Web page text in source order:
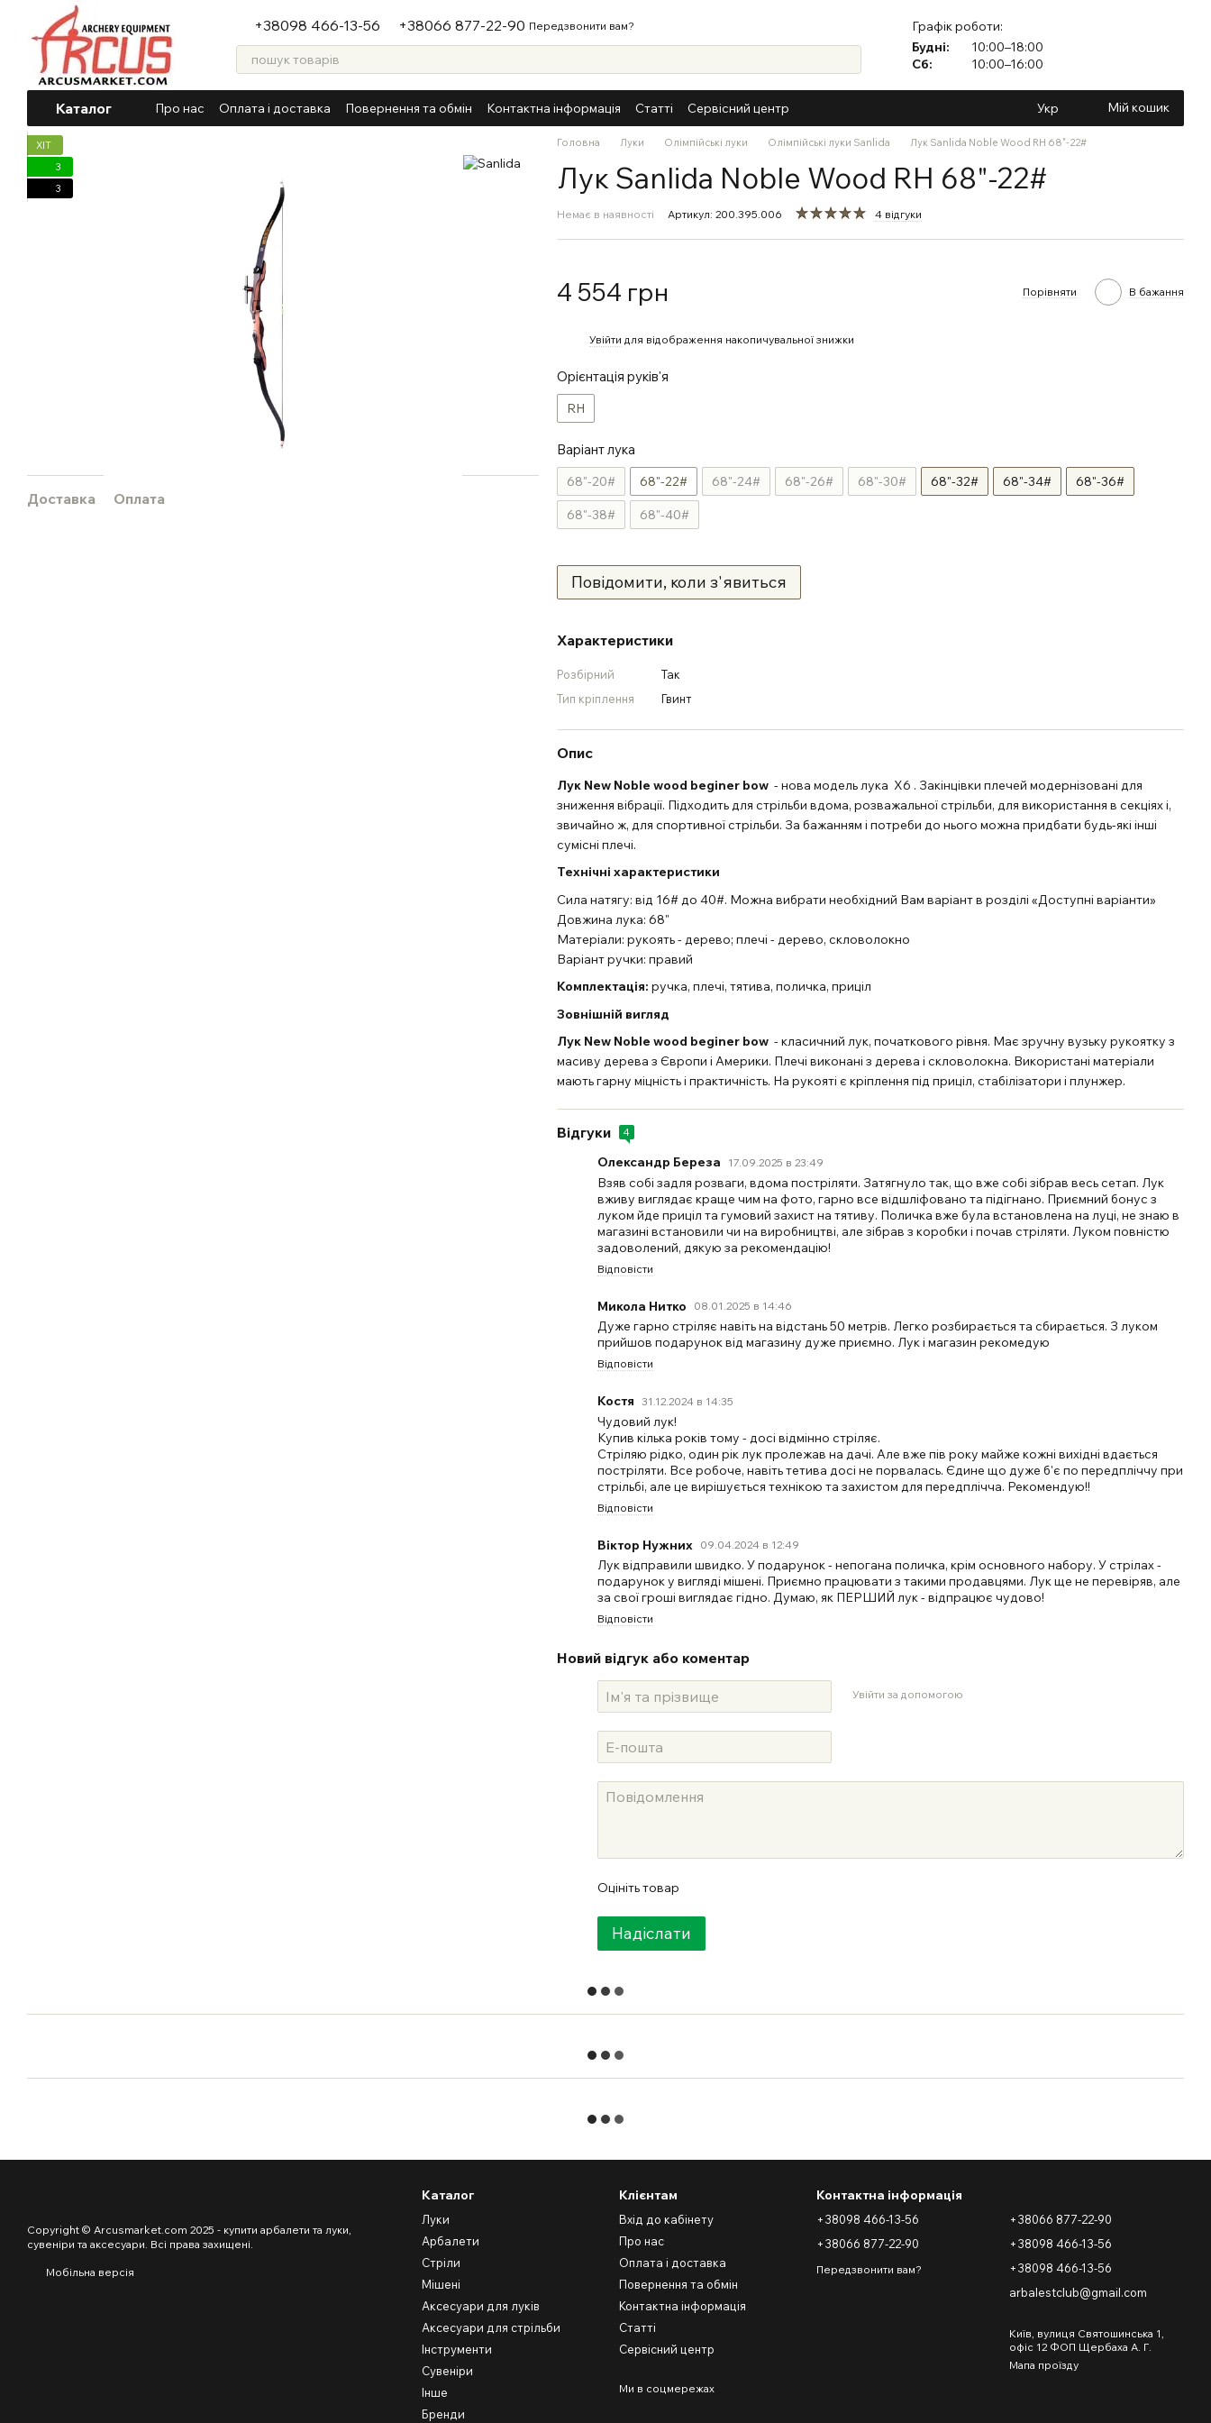
Перейти до основного контенту
+38098 466-13-56 +38066 877-22-90 Передзвонити вам?
Графік роботи:
Будні:
10:00–18:00
Сб:
10:00–16:00
Каталог Про нас Оплата і доставка Повернення та обмін Контактна інформація Статті Сервісний центр Укр Мій кошик
ХІТ
3
3
Доставка Оплата
Головна Луки Олімпійські луки Олімпійські луки Sanlida Лук Sanlida Noble Wood RH 68"-22#
Лук Sanlida Noble Wood RH 68"-22#
Немає в наявності Артикул: 200.395.006 4 відгуки
4 554 грн Порівняти В бажання
Увійти для відображення накопичувальної знижки
Орієнтація руків'я
RH
Варіант лука
68"-20# 68"-22# 68"-24# 68"-26# 68"-30# 68"-32# 68"-34# 68"-36#
68"-38# 68"-40#
Повідомити, коли з'явиться
Характеристики
Розбірний
Так
Тип кріплення
Гвинт
Опис
Лук New Noble wood beginer bow - нова модель лука Х6 . Закінцівки плечей модернізовані для
зниження вібрації. Підходить для стрільби вдома, розважальної стрільби, для використання в секціях і,
звичайно ж, для спортивної стрільби. За бажанням і потреби до нього можна придбати будь-які інші
сумісні плечі.
Технічні характеристики
Сила натягу: від 16# до 40#. Можна вибрати необхідний Вам варіант в розділі «Доступні варіанти»
Довжина лука: 68"
Матеріали: рукоять - дерево; плечі - дерево, скловолокно
Варіант ручки: правий
Комплектація: ручка, плечі, тятива, поличка, приціл
Зовнішній вигляд
Лук New Noble wood beginer bow - класичний лук, початкового рівня. Має зручну вузьку рукоятку з
масиву дерева з Європи і Америки. Плечі виконані з дерева і скловолокна. Використані матеріали
мають гарну міцність і практичність. На рукояті є кріплення під приціл, стабілізатори і плунжер.
Відгуки 4
Олександр Береза 17.09.2025 в 23:49
Взяв собі задля розваги, вдома постріляти. Затягнуло так, що вже собі зібрав весь сетап. Лук
вживу виглядає краще чим на фото, гарно все відшліфовано та підігнано. Приємний бонус з
луком йде приціл та гумовий захист на тятиву. Поличка вже була встановлена на луці, не знаю в
магазині встановили чи на виробництві, але зібрав з коробки і почав стріляти. Луком повністю
задоволений, дякую за рекомендацію!
Відповісти
Микола Нитко 08.01.2025 в 14:46
Дуже гарно стріляє навіть на відстань 50 метрів. Легко розбирається та сбирається. З луком
прийшов подарунок від магазину дуже приємно. Лук і магазин рекомедую
Відповісти
Костя 31.12.2024 в 14:35
Чудовий лук!
Купив кілька років тому - досі відмінно стріляє.
Стріляю рідко, один рік лук пролежав на дачі. Але вже пів року майже кожні вихідні вдається
постріляти. Все робоче, навіть тетива досі не порвалась. Єдине що дуже б'є по передпліччу при
стрільбі, але це вирішується технікою та захистом для передплічча. Рекомендую!!
Відповісти
Віктор Нужних 09.04.2024 в 12:49
Лук відправили швидко. У подарунок - непогана поличка, крім основного набору. У стрілах -
подарунок у вигляді мішені. Приємно працювати з такими продавцями. Лук ще не перевіряв, але
за свої гроші виглядає гідно. Думаю, як ПЕРШИЙ лук - відпрацює чудово!
Відповісти
Новий відгук або коментар
Увійти за допомогою
Оцініть товар
Надіслати
Copyright © Arcusmarket.com 2025 - купити арбалети та луки,
сувеніри та аксесуари. Всі права захищені.
Мобільна версія
Каталог
Луки
Арбалети
Стріли
Мішені
Аксесуари для луків
Аксесуари для стрільби
Інструменти
Сувеніри
Інше
Бренди
Клієнтам
Вхід до кабінету
Про нас
Оплата і доставка
Повернення та обмін
Контактна інформація
Статті
Сервісний центр
Ми в соцмережах
Контактна інформація
+38098 466-13-56
+38066 877-22-90
Передзвонити вам?
+38066 877-22-90
+38098 466-13-56
+38098 466-13-56
arbalestclub@gmail.com
Київ, вулиця Святошинська 1,
офіс 12 ФОП Щербаха А. Г.
Мапа проїзду